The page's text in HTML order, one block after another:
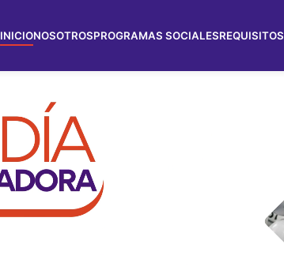
INICIONOSOTROSPROGRAMAS SOCIALESREQUISITOS